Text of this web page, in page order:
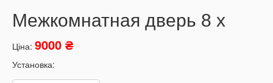
Межкомнатная дверь 8 x
Ціна: 9000 ₴
Установка: